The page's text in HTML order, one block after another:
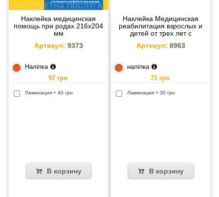
Наклейка медицинская
помощь при родах 216х204
мм
Артикул: 9373
Наліпка
97 грн
Ламинация + 40 грн
В корзину
Наклейка Медицинская
реабилитация взрослых и
детей от трех лет с
системы 216х105 мм
Артикул: 8963
наліпка
71 грн
Ламинация + 30 грн
В корзину